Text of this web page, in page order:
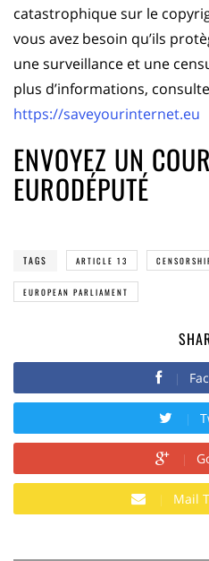
catastrophique sur le
vous avez besoin qu’ils
une surveillance et une
plus d’informations,
https://saveyourinternet.eu
ENVOYEZ UN
EURODÉPUTÉ
TAGS ARTICLE 13
EUROPEAN PARLIAMENT
Mail